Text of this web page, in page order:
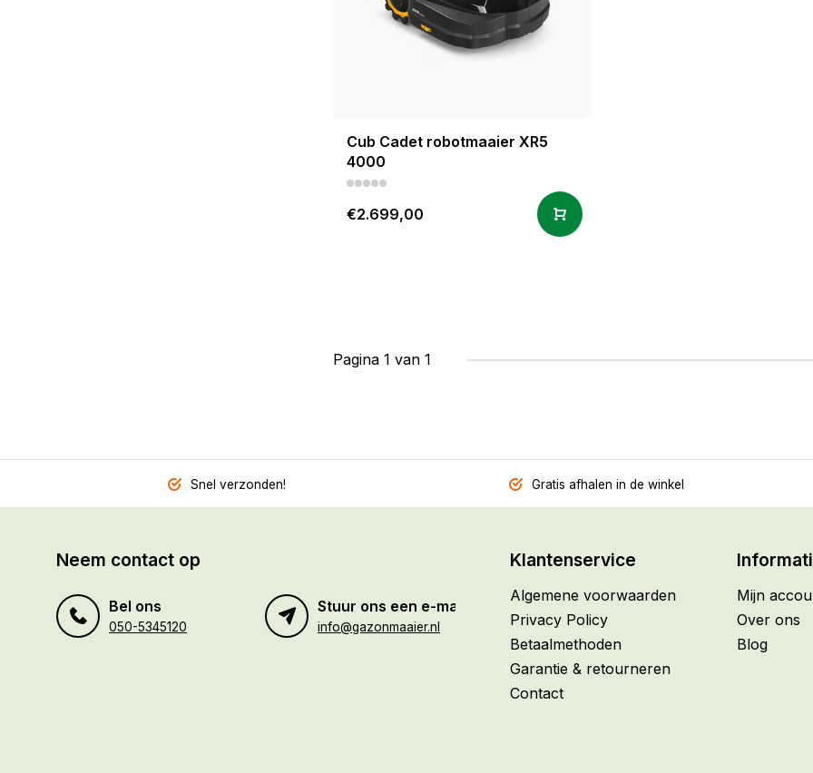
Cub Cadet robotmaaier XR5
4000
€2.699,00
Pagina 1 van 1
Snel verzonden! Gratis afhalen in de winkel
Neem contact op
Bel ons
050-5345120
Stuur ons een e-mail
info@gazonmaaier.nl
Klantenservice
Algemene voorwaarden
Privacy Policy
Betaalmethoden
Garantie & retourneren
Contact
Mijn
Over ons
Blog